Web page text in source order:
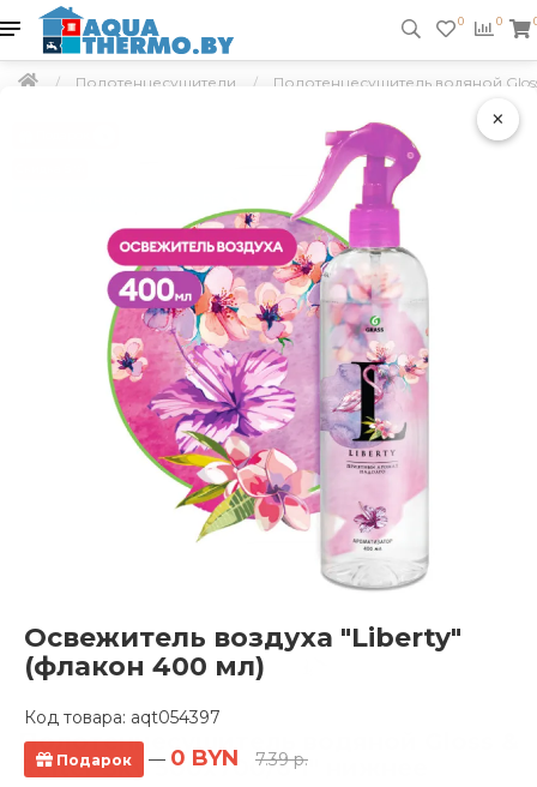
×
Освежитель воздуха "Liberty"
(флакон 400 мл)
Код товара: aqt054397
Подарок — 0 BYN 7.39 р.
0 0
Полотенцесушители Полотенцесушитель водяной
Полотенцесушитель водяной Gloss &
Reiter Sky 500x700/6 1" нижнее